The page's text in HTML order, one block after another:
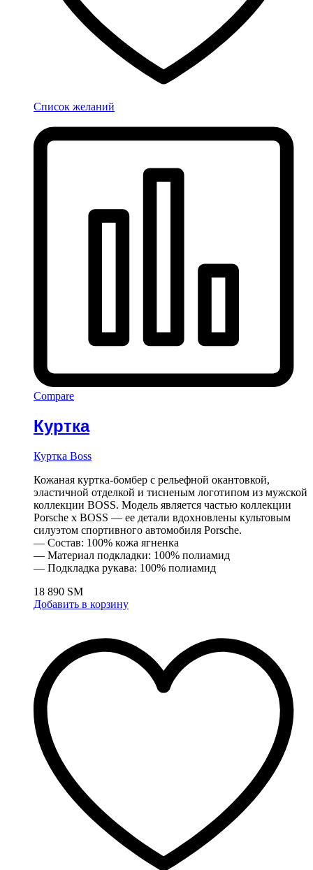
Список желаний
Compare
Куртка
Куртка Boss
Кожаная куртка-бомбер с рельефной окантовкой,
эластичной отделкой и тисненым логотипом из мужской
коллекции BOSS. Модель является частью коллекции
Porsche x BOSS — ее детали вдохновлены культовым
силуэтом спортивного автомобиля Porsche.
— Состав: 100% кожа ягненка
— Материал подкладки: 100% полиамид
— Подкладка рукава: 100% полиамид
18 890 ЅМ
Добавить в корзину